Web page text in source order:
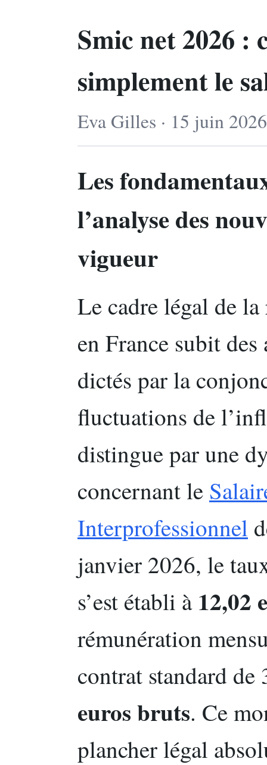
Smic net 2026 :
simplement le
Eva Gilles · 15 juin
Les
l’analyse des
vigueur
Le cadre légal de
en France subit des
dictés par la
fluctuations de
distingue par une
concernant le
Interprofessionnel
janvier 2026, le
s’est établi à 12,02
rémunération
contrat standard de
euros bruts. Ce
plancher légal